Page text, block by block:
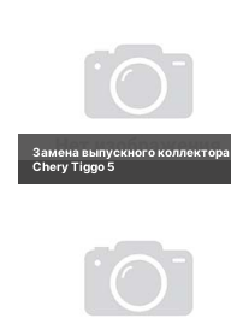
Замена выпускного коллектора
Chery Tiggo 5